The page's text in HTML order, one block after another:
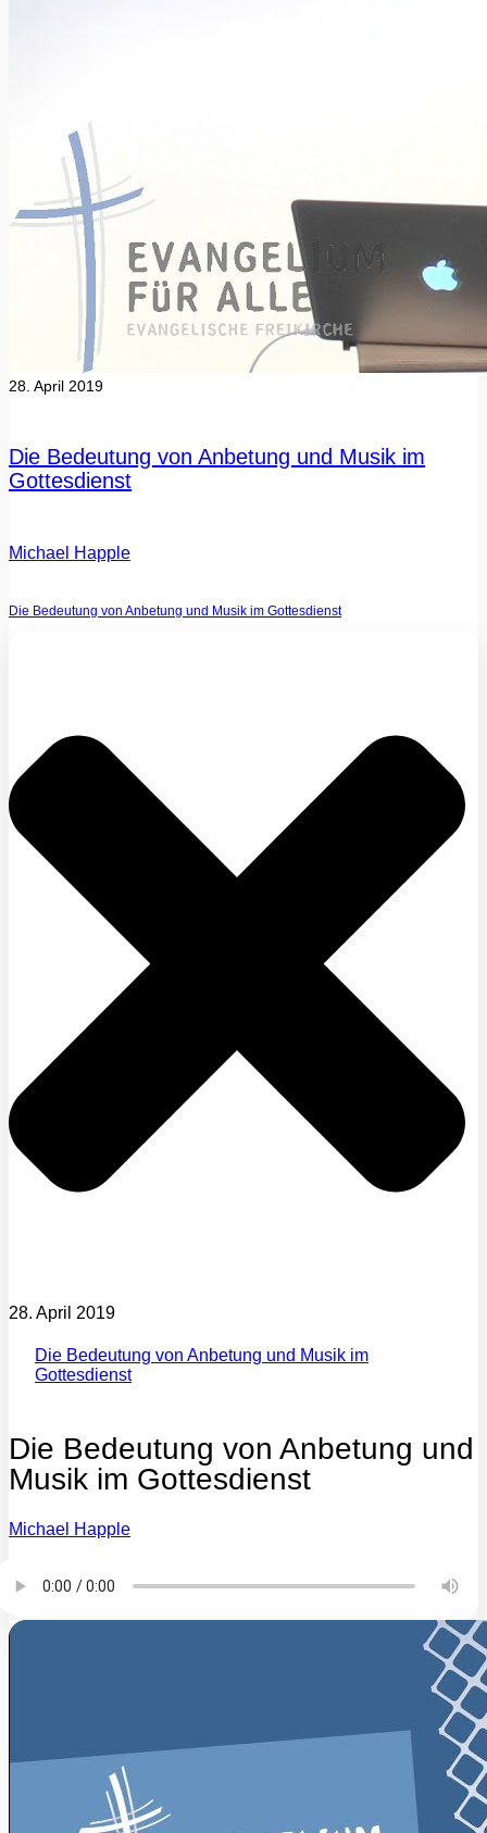
28. April 2019
Die Bedeutung von Anbetung und Musik im
Gottesdienst
Michael Happle
Die Bedeutung von Anbetung und Musik im Gottesdienst
28. April 2019
Die Bedeutung von Anbetung und Musik im
Gottesdienst
Die Bedeutung von Anbetung und
Musik im Gottesdienst
Michael Happle